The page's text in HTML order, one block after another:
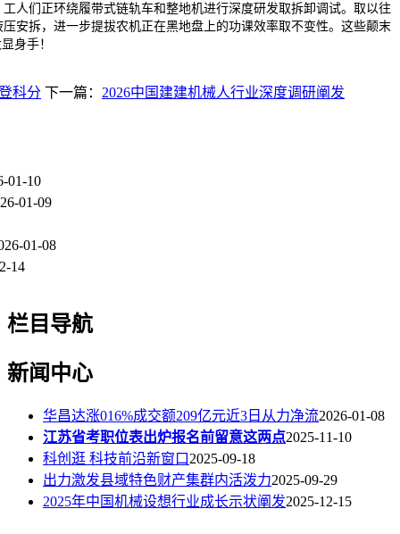
人们正环绕履带式链轨车和整地机进行深度研发取拆卸调试。取以往
安拆，进一步提拔农机正在黑地盘上的功课效率取不变性。这些颠末
身手！
科分 下一篇： 2026中国建建机械人行业深度调研阐发
01-10
01-09
01-08
14
栏目导航
新闻中心
华昌达涨016%成交额209亿元近3日从力净流2026-01-08
江苏省考职位表出炉报名前留意这两点2025-11-10
科创逛 科技前沿新窗口2025-09-18
出力激发县域特色财产集群内活泼力2025-09-29
2025年中国机械设想行业成长示状阐发2025-12-15